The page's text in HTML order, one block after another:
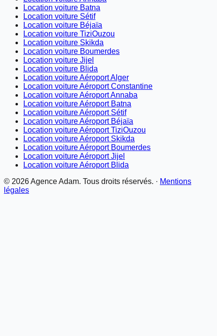
Location voiture Batna
Location voiture Sétif
Location voiture Béjaïa
Location voiture TiziOuzou
Location voiture Skikda
Location voiture Boumerdes
Location voiture Jijel
Location voiture Blida
Location voiture Aéroport Alger
Location voiture Aéroport Constantine
Location voiture Aéroport Annaba
Location voiture Aéroport Batna
Location voiture Aéroport Sétif
Location voiture Aéroport Béjaïa
Location voiture Aéroport TiziOuzou
Location voiture Aéroport Skikda
Location voiture Aéroport Boumerdes
Location voiture Aéroport Jijel
Location voiture Aéroport Blida
© 2026Agence Adam. Tous droits réservés. · Mentions
légales